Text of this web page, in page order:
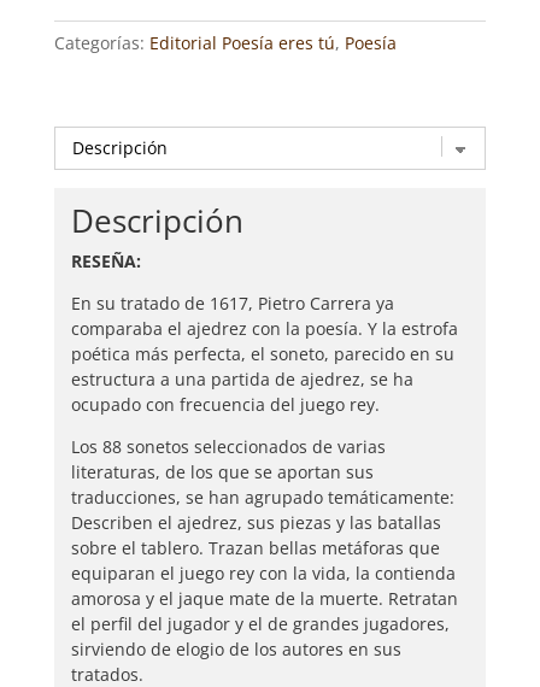
Categorías: Editorial Poesía eres tú, Poesía
Descripción
RESEÑA:
En su tratado de 1617, Pietro Carrera ya
comparaba el ajedrez con la poesía. Y la estrofa
poética más perfecta, el soneto, parecido en su
estructura a una partida de ajedrez, se ha
ocupado con frecuencia del juego rey.
Los 88 sonetos seleccionados de varias
literaturas, de los que se aportan sus
traducciones, se han agrupado temáticamente:
Describen el ajedrez, sus piezas y las batallas
sobre el tablero. Trazan bellas metáforas que
equiparan el juego rey con la vida, la contienda
amorosa y el jaque mate de la muerte. Retratan
el perfil del jugador y el de grandes jugadores,
sirviendo de elogio de los autores en sus
tratados.